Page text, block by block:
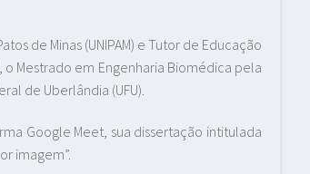
de Minas (UNIPAM) e Tutor de Educação
Mestrado em Engenharia Biomédica pela
de Uberlândia (UFU).
Google Meet, sua dissertação intitulada
imagem”.